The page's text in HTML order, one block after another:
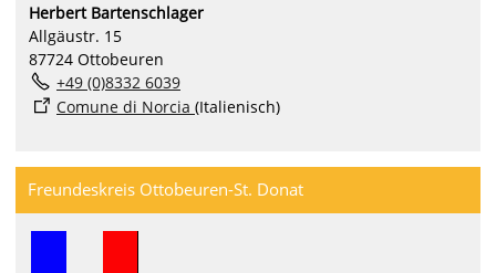
Herbert Bartenschlager
Allgäustr. 15
87724 Ottobeuren
+49 (0)8332 6039
Comune di Norcia (Italienisch)
Freundeskreis Ottobeuren-St. Donat